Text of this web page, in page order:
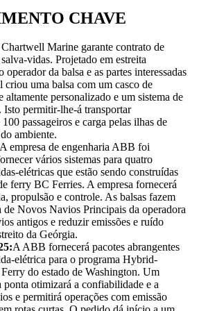
CHAVE
Chartwell Marine garante contrato de
vidas. Projetado em estreita
operador da balsa e as partes interessadas
criou uma balsa com um casco de
altamente personalizado e um sistema de
permitir-lhe-á transportar
passageiros e carga pelas ilhas de
ambiente.
A empresa de engenharia ABB foi
vários sistemas para quatro
elétricas que estão sendo construídas
ferry BC Ferries. A empresa fornecerá
propulsão e controle. As balsas fazem
de Novos Navios Principais da operadora
antigos e reduzir emissões e ruído
da Geórgia.
A ABB fornecerá pacotes abrangentes
elétrica para o programa Hybrid-
do estado de Washington. Um
ponta otimizará a confiabilidade e a
e permitirá operações com emissão